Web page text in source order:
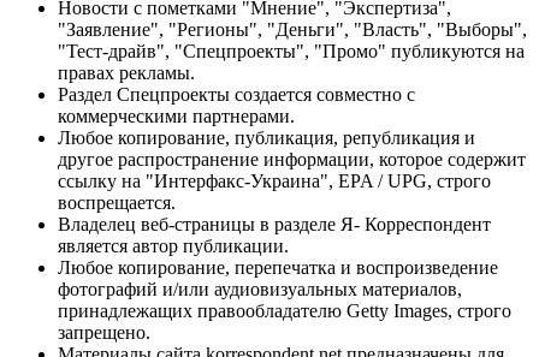
Новости с пометками "Мнение", "Экспертиза",
"Заявление", "Регионы", "Деньги", "Власть", "Выборы",
"Тест-драйв", "Спецпроекты", "Промо" публикуются на
правах рекламы.
Раздел Спецпроекты создается совместно с
коммерческими партнерами.
Любое копирование, публикация, републикация и
другое распространение информации, которое содержит
ссылку на "Интерфакс-Украина", EPA / UPG, строго
воспрещается.
Владелец веб-страницы в разделе Я- Корреспондент
является автор публикации.
Любое копирование, перепечатка и воспроизведение
фотографий и/или аудиовизуальных материалов,
принадлежащих правообладателю Getty Images, строго
запрещено.